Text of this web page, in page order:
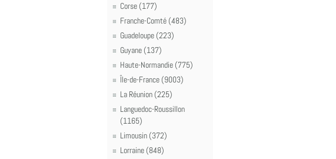
Corse (177)
Franche-Comté (483)
Guadeloupe (223)
Guyane (137)
Haute-Normandie (775)
Île-de-France (9003)
La Réunion (225)
Languedoc-Roussillon
(1165)
Limousin (372)
Lorraine (848)